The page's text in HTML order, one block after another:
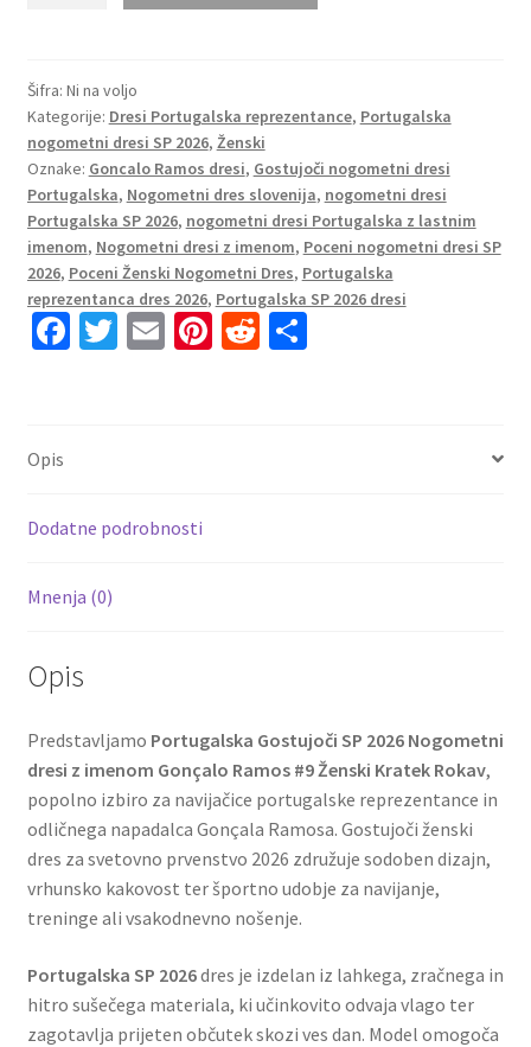
Nogometni
dresi
z
imenom
Goncalo
Ramos
#9
Ženski
količina
Šifra: Ni na voljo
Kategorije: Dresi Portugalska reprezentance, Portugalska
nogometni dresi SP 2026, Ženski
Oznake: Goncalo Ramos dresi, Gostujoči nogometni dresi
Portugalska, Nogometni dres slovenija, nogometni dresi
Portugalska SP 2026, nogometni dresi Portugalska z lastnim
imenom, Nogometni dresi z imenom, Poceni nogometni dresi SP
2026, Poceni Ženski Nogometni Dres, Portugalska
reprezentanca dres 2026, Portugalska SP 2026 dresi
Fa
k
T E Pi R S
Opis
Dodatne podrobnosti
Mnenja (0)
Opis
Predstavljamo Portugalska Gostujoči SP 2026 Nogometni
dresi z imenom Gonçalo Ramos #9 Ženski Kratek Rokav,
popolno izbiro za navijačice portugalske reprezentance in
odličnega napadalca Gonçala Ramosa. Gostujoči ženski
dres za svetovno prvenstvo 2026 združuje sodoben dizajn,
vrhunsko kakovost ter športno udobje za navijanje,
treninge ali vsakodnevno nošenje.
Portugalska SP 2026dres je izdelan iz lahkega, zračnega in
hitro sušečega materiala, ki učinkovito odvaja vlago ter
zagotavlja prijeten občutek skozi ves dan. Model omogoča